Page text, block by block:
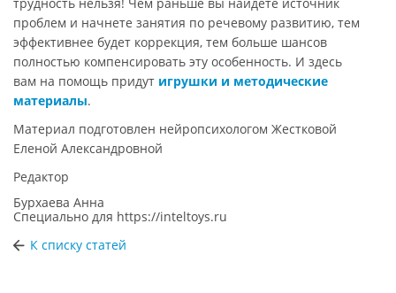
проблем и начнете занятия по речевому развитию, тем
эффективнее будет коррекция, тем больше шансов
полностью компенсировать эту особенность. И здесь
вам на помощь придут игрушки и методические
материалы.
Материал подготовлен нейропсихологом Жестковой
Еленой Александровной
Редактор
Бурхаева Анна
Специально для https://inteltoys.ru
К списку статей